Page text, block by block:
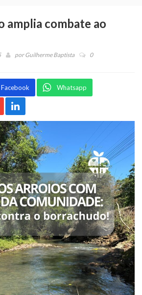
amplia combate ao
porGuilherme Baptista 0
Facebook Whatsapp